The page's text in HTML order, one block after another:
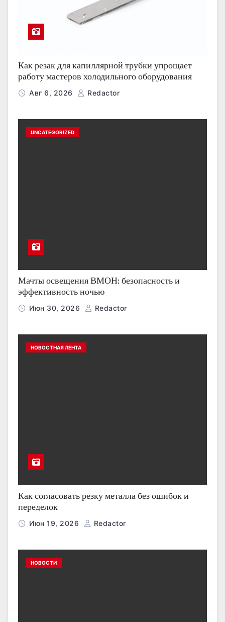
Как резак для капиллярной трубки упрощает
работу мастеров холодильного оборудования
Авг 6, 2026 Redactor
UNCATEGORIZED
Мачты освещения ВМОН: безопасность и
эффективность ночью
Июн 30, 2026 Redactor
НОВОСТНАЯ ЛЕНТА
Как согласовать резку металла без ошибок и
переделок
Июн 19, 2026 Redactor
НОВОСТИ